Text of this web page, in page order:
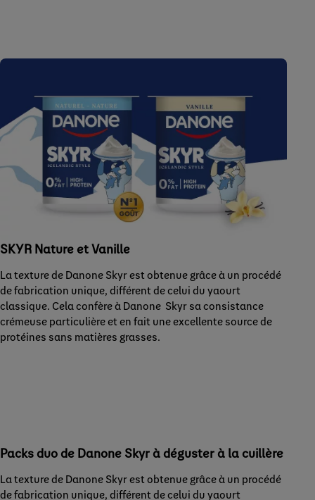
SKYR Nature et Vanille​
La texture de Danone Skyr est obtenue grâce à un procédé
de fabrication unique, différent de celui du yaourt
classique. Cela confère à Danone Skyr sa consistance
crémeuse particulière et en fait une excellente source de
protéines sans matières grasses.
Packs duo de Danone Skyr à déguster à la cuillère
La texture de Danone Skyr est obtenue grâce à un procédé
de fabrication unique, différent de celui du yaourt